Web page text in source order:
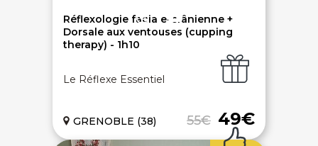
Réflexologie faciale-crânienne +
Dorsale aux ventouses (cupping
therapy) - 1h10
Le Réflexe Essentiel
55€ 49€
GRENOBLE (38)